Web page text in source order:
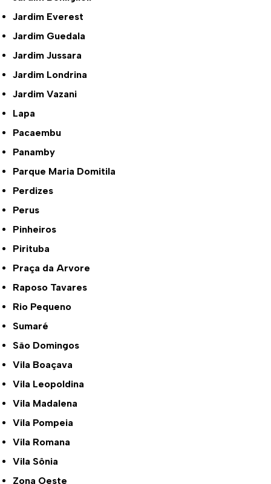
Jardim Everest
Jardim Guedala
Jardim Jussara
Jardim Londrina
Jardim Vazani
Lapa
Pacaembu
Panamby
Parque Maria Domitila
Perdizes
Perus
Pinheiros
Pirituba
Praça da Arvore
Raposo Tavares
Rio Pequeno
Sumaré
São Domingos
Vila Boaçava
Vila Leopoldina
Vila Madalena
Vila Pompeia
Vila Romana
Vila Sônia
Zona Oeste